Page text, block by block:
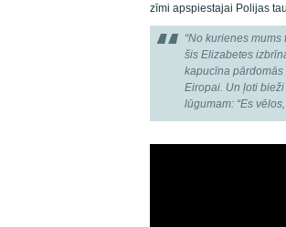
zīmi apspiestajai Polijas
“No kurienes
šis Elizabetes
kapucīna
Eiropai. Un ļoti
lūgumam: “Es